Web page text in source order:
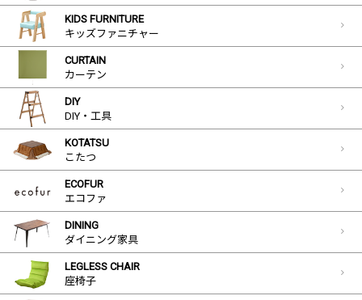
KIDS FURNITURE
キッズファニチャー
CURTAIN
カーテン
DIY
DIY・工具
KOTATSU
こたつ
ECOFUR
エコファ
DINING
ダイニング家具
LEGLESS CHAIR
座椅子